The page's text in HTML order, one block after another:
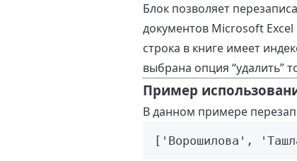
Блок позволяет
документов Microsoft Excel
строка в книге имеет
выбрана опция “удалить”
Пример
В данном примере
[ ' Ворошилова ' , '